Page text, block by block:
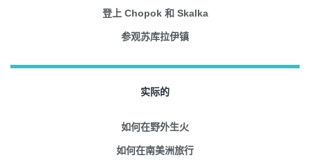
登上 Chopok 和 Skalka
参观苏库拉伊镇
实际的
如何在野外生火
如何在南美洲旅行